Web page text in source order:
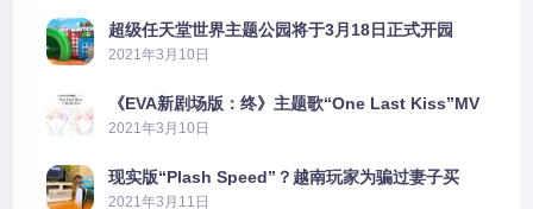
超级任天堂世界主题公园将于3月18日正式开园
2021年3月10日
《EVA新剧场版：终》主题歌“One Last Kiss”MV
公布
2021年3月10日
现实版“Plash Speed”？越南玩家为骗过妻子买
PS5上演好戏
2021年3月11日